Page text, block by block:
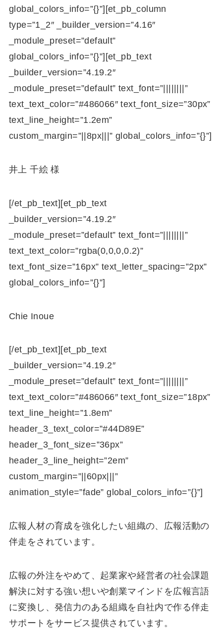
global_colors_info=”{}”][et_pb_column
type=”1_2″ _builder_version=”4.16″
_module_preset=”default”
global_colors_info=”{}”][et_pb_text
_builder_version=”4.19.2″
_module_preset=”default” text_font=”||||||||”
text_text_color=”#486066″ text_font_size=”30px”
text_line_height=”1.2em”
custom_margin=”||8px|||” global_colors_info=”{}”]
井上 千絵 様
[/et_pb_text][et_pb_text
_builder_version=”4.19.2″
_module_preset=”default” text_font=”||||||||”
text_text_color=”rgba(0,0,0,0.2)”
text_font_size=”16px” text_letter_spacing=”2px”
global_colors_info=”{}”]
Chie Inoue
[/et_pb_text][et_pb_text
_builder_version=”4.19.2″
_module_preset=”default” text_font=”||||||||”
text_text_color=”#486066″ text_font_size=”18px”
text_line_height=”1.8em”
header_3_text_color=”#44D89E”
header_3_font_size=”36px”
header_3_line_height=”2em”
custom_margin=”||60px|||”
animation_style=”fade” global_colors_info=”{}”]
広報人材の育成を強化したい組織の、広報活動の
伴走をされています。
広報の外注をやめて、起業家や経営者の社会課題
解決に対する強い想いや創業マインドを広報言語
に変換し、発信力のある組織を自社内で作る伴走
サポートをサービス提供されています。